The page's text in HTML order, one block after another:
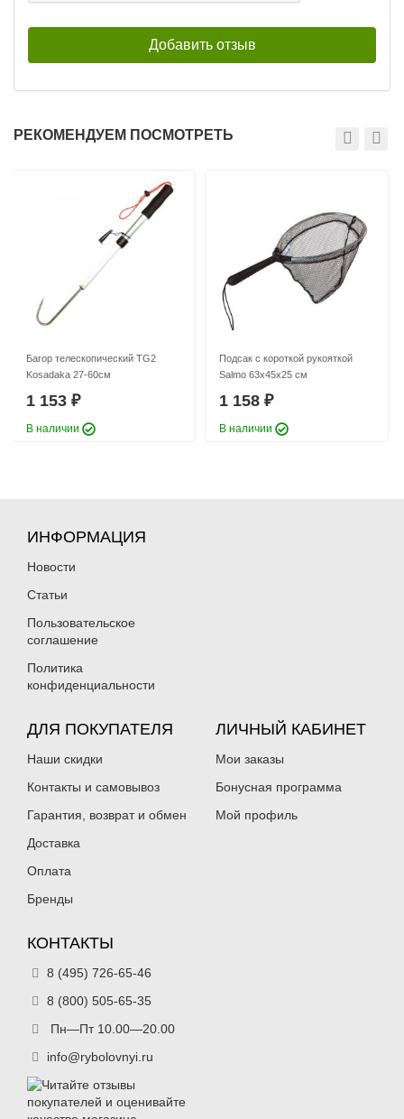
РЕКОМЕНДУЕМ ПОСМОТРЕТЬ
Багор телескопический TG2
Kosadaka 27-60см
1 153 ₽
В наличии
Подсак с короткой рукояткой
Salmo 63x45x25 см
1 158 ₽
В наличии
ИНФОРМАЦИЯ
Новости
Статьи
Пользовательское
соглашение
Политика
конфиденциальности
ДЛЯ ПОКУПАТЕЛЯ
Наши скидки
Контакты и самовывоз
Гарантия, возврат и обмен
Доставка
Оплата
Бренды
ЛИЧНЫЙ КАБИНЕТ
Мои заказы
Бонусная программа
Мой профиль
КОНТАКТЫ
8 (495) 726-65-46
8 (800) 505-65-35
Пн—Пт 10.00—20.00
info@rybolovnyi.ru